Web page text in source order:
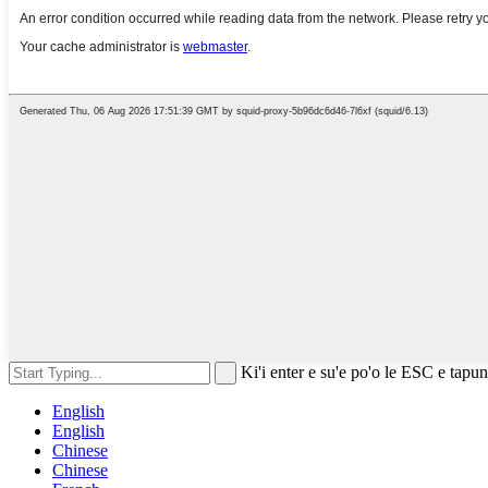
Ki'i enter e su'e po'o le ESC e
English
English
Chinese
Chinese